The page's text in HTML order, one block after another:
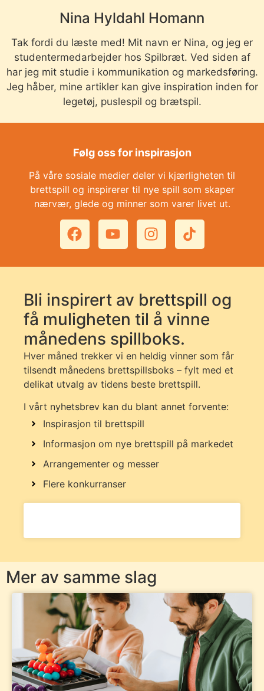
Nina Hyldahl Homann
Tak fordi du læste med! Mit navn er Nina, og jeg er
studentermedarbejder hos Spilbræt. Ved siden af
har jeg mit studie i kommunikation og markedsføring.
Jeg håber, mine artikler kan give inspiration inden for
legetøj, puslespil og brætspil.
Følg oss for inspirasjon
På våre sosiale medier deler vi kjærligheten til
brettspill og inspirerer til nye spill som skaper
nærvær, glede og minner som varer livet ut.
Bli inspirert av brettspill og
få muligheten til å vinne
månedens spillboks.
Hver måned trekker vi en heldig vinner som får
tilsendt månedens brettspillsboks – fylt med et
delikat utvalg av tidens beste brettspill.
I vårt nyhetsbrev kan du blant annet forvente:
Inspirasjon til brettspill
Informasjon om nye brettspill på markedet
Arrangementer og messer
Flere konkurranser
Mer av samme slag